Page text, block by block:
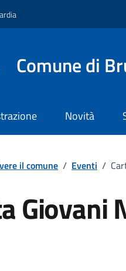
Comune di
Novità
il comune / Eventi /
Giovani